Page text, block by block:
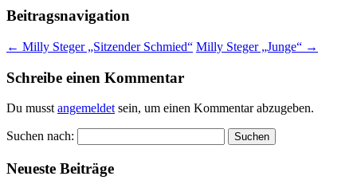
Beitragsnavigation
← Milly Steger „Sitzender Schmied“ Milly Steger „Junge“ →
Schreibe einen Kommentar
Du musstangemeldetsein, um einen Kommentar abzugeben.
Suchen nach:
Neueste Beiträge